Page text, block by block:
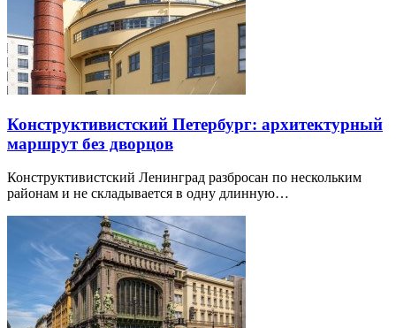
Конструктивистский Петербург: архитектурный
маршрут без дворцов
Конструктивистский Ленинград разбросан по нескольким
районам и не складывается в одну длинную…